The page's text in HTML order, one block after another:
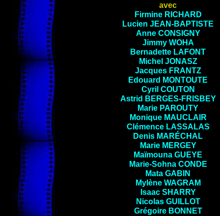
avec
Firmine RICHARD
Lucien JEAN-BAPTISTE
Anne CONSIGNY
Jimmy WOHA
Bernadette LAFONT
Michel JONASZ
Jacques FRANTZ
Edouard MONTOUTE
Cyril COUTON
Astrid BERGES-FRISBEY
Marie PAROUTY
Monique MAUCLAIR
Clémence LASSALAS
Denis MARÉCHAL
Marie MERGEY
Maïmouna GUEYE
Marie-Sohna CONDE
Mata GABIN
Mylène WAGRAM
Isaac SHARRY
Nicolas GUILLOT
Grégoire BONNET